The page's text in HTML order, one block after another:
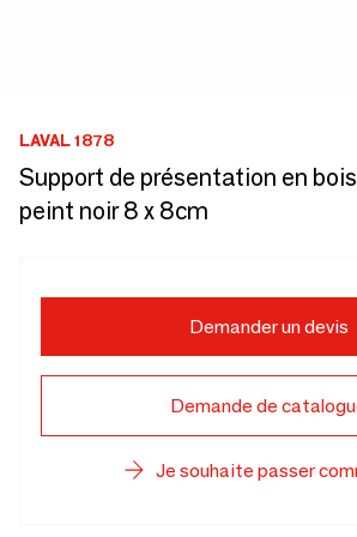
LAVAL 1878
Support de présentation en
peint noir 8 x 8cm
Demander un devis
Demande de
Je souhaite passer